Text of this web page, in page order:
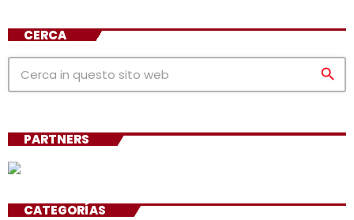
CERCA
search
PARTNERS
CATEGORÍAS